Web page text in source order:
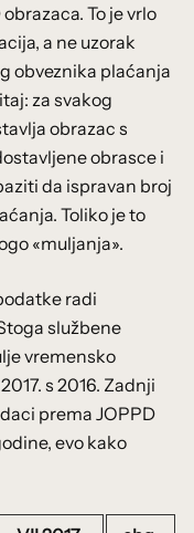
To je vrlo
a ne uzorak
obveznika plaćanja
za svakog
obrazac s
obrasce i
da ispravan broj
Toliko je to
«muljanja».
radi
službene
vremensko
s 2016. Zadnji
prema JOPPD
evo kako